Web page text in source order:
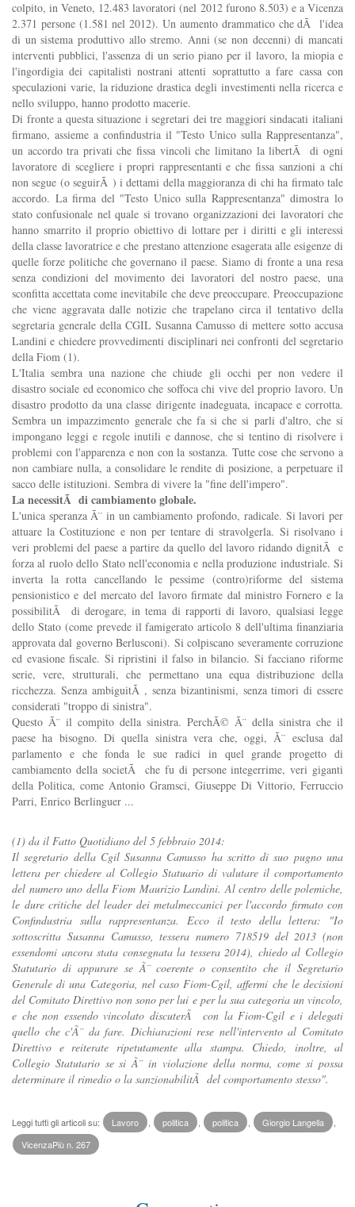
colpito, in Veneto, 12.483 lavoratori (nel 2012 furono 8.503) e a Vicenza
2.371 persone (1.581 nel 2012). Un aumento drammatico che dÃ l'idea
di un sistema produttivo allo stremo. Anni (se non decenni) di mancati
interventi pubblici, l'assenza di un serio piano per il lavoro, la miopia e
l'ingordigia dei capitalisti nostrani attenti soprattutto a fare cassa con
speculazioni varie, la riduzione drastica degli investimenti nella ricerca e
nello sviluppo, hanno prodotto macerie.
Di fronte a questa situazione i segretari dei tre maggiori sindacati italiani
firmano, assieme a confindustria il "Testo Unico sulla Rappresentanza",
un accordo tra privati che fissa vincoli che limitano la libertÃ di ogni
lavoratore di scegliere i propri rappresentanti e che fissa sanzioni a chi
non segue (o seguirÃ ) i dettami della maggioranza di chi ha firmato tale
accordo. La firma del "Testo Unico sulla Rappresentanza" dimostra lo
stato confusionale nel quale si trovano organizzazioni dei lavoratori che
hanno smarrito il proprio obiettivo di lottare per i diritti e gli interessi
della classe lavoratrice e che prestano attenzione esagerata alle esigenze di
quelle forze politiche che governano il paese. Siamo di fronte a una resa
senza condizioni del movimento dei lavoratori del nostro paese, una
sconfitta accettata come inevitabile che deve preoccupare. Preoccupazione
che viene aggravata dalle notizie che trapelano circa il tentativo della
segretaria generale della CGIL Susanna Camusso di mettere sotto accusa
Landini e chiedere provvedimenti disciplinari nei confronti del segretario
della Fiom (1).
L'Italia sembra una nazione che chiude gli occhi per non vedere il
disastro sociale ed economico che soffoca chi vive del proprio lavoro. Un
disastro prodotto da una classe dirigente inadeguata, incapace e corrotta.
Sembra un impazzimento generale che fa si che si parli d'altro, che si
impongano leggi e regole inutili e dannose, che si tentino di risolvere i
problemi con l'apparenza e non con la sostanza. Tutte cose che servono a
non cambiare nulla, a consolidare le rendite di posizione, a perpetuare il
sacco delle istituzioni. Sembra di vivere la "fine dell'impero".
La necessitÃ di cambiamento globale.
L'unica speranza Ã¨ in un cambiamento profondo, radicale. Si lavori per
attuare la Costituzione e non per tentare di stravolgerla. Si risolvano i
veri problemi del paese a partire da quello del lavoro ridando dignitÃ e
forza al ruolo dello Stato nell'economia e nella produzione industriale. Si
inverta la rotta cancellando le pessime (contro)riforme del sistema
pensionistico e del mercato del lavoro firmate dal ministro Fornero e la
possibilitÃ di derogare, in tema di rapporti di lavoro, qualsiasi legge
dello Stato (come prevede il famigerato articolo 8 dell'ultima finanziaria
approvata dal governo Berlusconi). Si colpiscano severamente corruzione
ed evasione fiscale. Si ripristini il falso in bilancio. Si facciano riforme
serie, vere, strutturali, che permettano una equa distribuzione della
ricchezza. Senza ambiguitÃ , senza bizantinismi, senza timori di essere
considerati "troppo di sinistra".
Questo Ã¨ il compito della sinistra. PerchÃ© Ã¨ della sinistra che il
paese ha bisogno. Di quella sinistra vera che, oggi, Ã¨ esclusa dal
parlamento e che fonda le sue radici in quel grande progetto di
cambiamento della societÃ che fu di persone integerrime, veri giganti
della Politica, come Antonio Gramsci, Giuseppe Di Vittorio, Ferruccio
Parri, Enrico Berlinguer ...
(1) da il Fatto Quotidiano del 5 febbraio 2014:
Il segretario della Cgil Susanna Camusso ha scritto di suo pugno una
lettera per chiedere al Collegio Statuario di valutare il comportamento
del numero uno della Fiom Maurizio Landini. Al centro delle polemiche,
le dure critiche del leader dei metalmeccanici per l'accordo firmato con
Confindustria sulla rappresentanza. Ecco il testo della lettera: "Io
sottoscritta Susanna Camusso, tessera numero 718519 del 2013 (non
essendomi ancora stata consegnata la tessera 2014), chiedo al Collegio
Statutario di appurare se Ã¨ coerente o consentito che il Segretario
Generale di una Categoria, nel caso Fiom-Cgil, affermi che le decisioni
del Comitato Direttivo non sono per lui e per la sua categoria un vincolo,
e che non essendo vincolato discuterÃ con la Fiom-Cgil e i delegati
quello che c'Ã¨ da fare. Dichiarazioni rese nell'intervento al Comitato
Direttivo e reiterate ripetutamente alla stampa. Chiedo, inoltre, al
Collegio Statutario se si Ã¨ in violazione della norma, come si possa
determinare il rimedio o la sanzionabilitÃ del comportamento stesso".
Leggi tutti gli articoli su: Lavoro politica politica Giorgio Langella
VicenzaPiù n. 267